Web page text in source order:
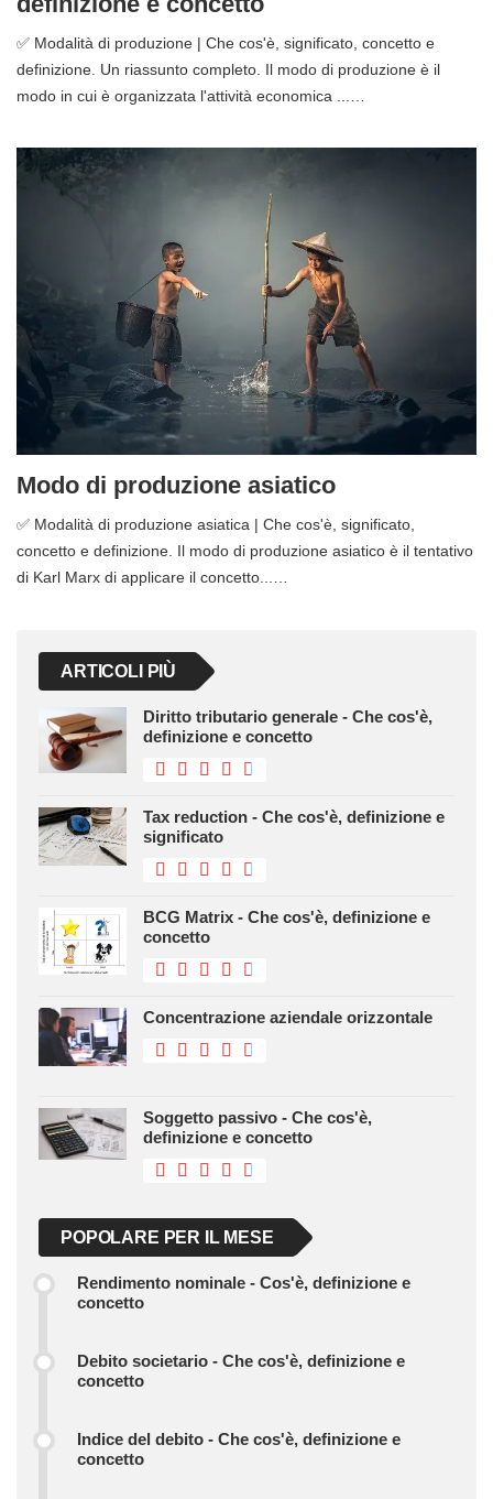
✅ Modalità di produzione | Che cos'è, significato, concetto e
definizione. Un riassunto completo. Il modo di produzione è il
modo in cui è organizzata l'attività economica ...…
Modo di produzione asiatico
✅ Modalità di produzione asiatica | Che cos'è, significato,
concetto e definizione. Il modo di produzione asiatico è il tentativo
di Karl Marx di applicare il concetto...…
ARTICOLI PIÙ
Diritto tributario generale - Che cos'è,
definizione e concetto
Tax reduction - Che cos'è, definizione e
significato
BCG Matrix - Che cos'è, definizione e
concetto
Concentrazione aziendale orizzontale
Soggetto passivo - Che cos'è,
definizione e concetto
POPOLARE PER IL MESE
Rendimento nominale - Cos'è, definizione e
concetto
Debito societario - Che cos'è, definizione e
concetto
Indice del debito - Che cos'è, definizione e
concetto